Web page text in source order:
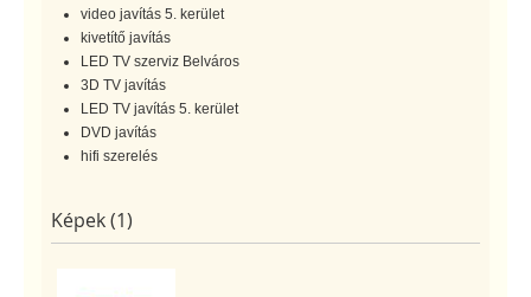
video javítás 5. kerület
kivetítő javítás
LED TV szerviz Belváros
3D TV javítás
LED TV javítás 5. kerület
DVD javítás
hifi szerelés
Képek (1)